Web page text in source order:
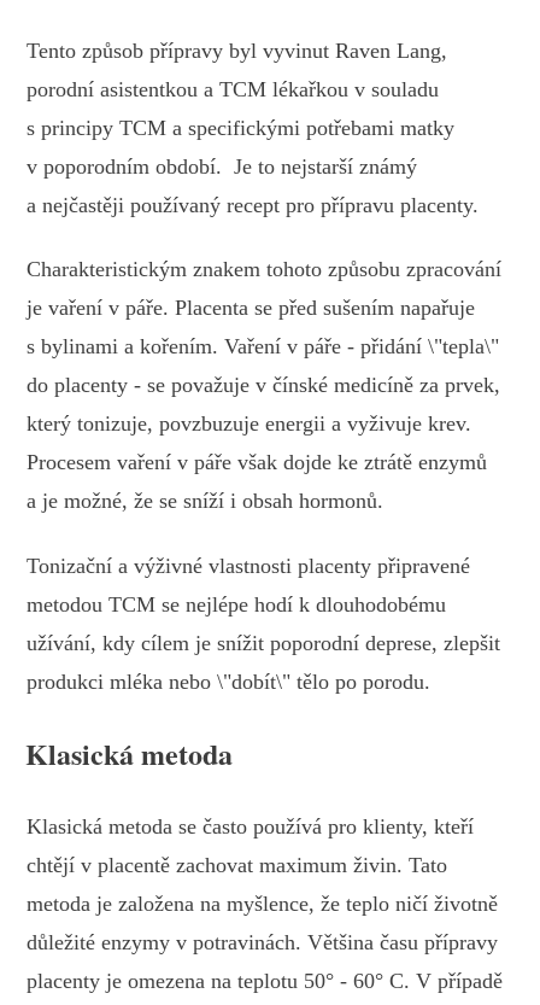
Tento způsob přípravy byl vyvinut Raven Lang,
porodní asistentkou a TCM lékařkou v souladu
s principy TCM a specifickými potřebami matky
v poporodním období. Je to nejstarší známý
a nejčastěji používaný recept pro přípravu placenty.
Charakteristickým znakem tohoto způsobu zpracování
je vaření v páře. Placenta se před sušením napařuje
s bylinami a kořením. Vaření v páře - přidání \"tepla\"
do placenty - se považuje v čínské medicíně za prvek,
který tonizuje, povzbuzuje energii a vyživuje krev.
Procesem vaření v páře však dojde ke ztrátě enzymů
a je možné, že se sníží i obsah hormonů.
Tonizační a výživné vlastnosti placenty připravené
metodou TCM se nejlépe hodí k dlouhodobému
užívání, kdy cílem je snížit poporodní deprese, zlepšit
produkci mléka nebo \"dobít\" tělo po porodu.
Klasická metoda
Klasická metoda se často používá pro klienty, kteří
chtějí v placentě zachovat maximum živin. Tato
metoda je založena na myšlence, že teplo ničí životně
důležité enzymy v potravinách. Většina času přípravy
placenty je omezena na teplotu 50° - 60° C. V případě